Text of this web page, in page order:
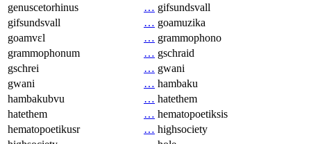
genuscetorhinus
… gifsundsvall
gifsundsvall
… goamuzika
goamvɛl
… grammophono
grammophonum
… gschraid
gschrei
… gwani
gwani
… hambaku
hambakubvu
… hatethem
hatethem
… hematopoetiksis
hematopoetikusr
… highsociety